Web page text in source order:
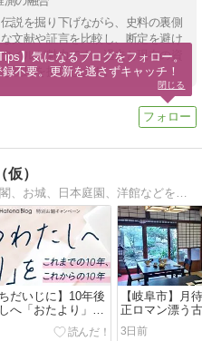
説を掘り下げながら、史料の裏側
文献や証言を比較し、断定を避け
イルが魅力です。過去と現在の資
視座を提供します。
）
ちだいじに】10年後
へ「おたより」
古民家】
【岐阜市】月
正ロマン漂う
ェ】
3日前
Tips】気になるブログをフォロー。
録不要。更新を逃さずキャッチ！
閉じる